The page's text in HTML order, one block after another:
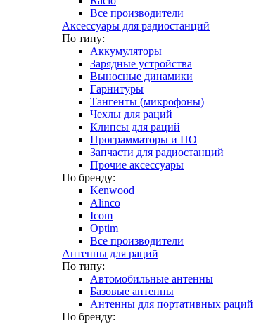
Все производители
Аксессуары для радиостанций
По типу:
Аккумуляторы
Зарядные устройства
Выносные динамики
Гарнитуры
Тангенты (микрофоны)
Чехлы для раций
Клипсы для раций
Программаторы и ПО
Запчасти для радиостанций
Прочие аксессуары
По бренду:
Kenwood
Alinco
Icom
Optim
Все производители
Антенны для раций
По типу:
Автомобильные антенны
Базовые антенны
Антенны для портативных раций
По бренду: